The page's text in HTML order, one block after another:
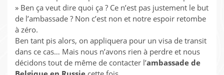
» Ben ça veut dire quoi ça ? Ce n’est pas justement le but
de l’ambassade ? Non c’est non et notre espoir retombe
à zéro.
Ben tant pis alors, on appliquera pour un visa de transit
dans ce cas… Mais nous n’avons rien à perdre et nous
décidons tout de même de contacter l’ambassade de